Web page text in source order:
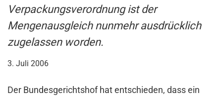
Verpackungsverordnung ist der
Mengenausgleich nunmehr ausdrücklich
zugelassen worden.
3. Juli 2006
Der Bundesgerichtshof hat entschieden, dass ein